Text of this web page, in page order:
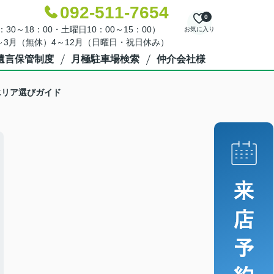
092-511-7654
30～18：00・土曜日10：00～15：00）
月（無休）4～12月（日曜日・祝日休み）
お気に入り
0
言保管制度 月極駐車場検索 仲介会社様
ア選びガイド